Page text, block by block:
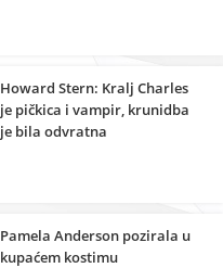
Howard Stern: Kralj Charles
je pičkica i vampir, krunidba
je bila odvratna
Pamela Anderson pozirala u
kupaćem kostimu